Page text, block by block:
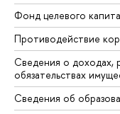
Фонд целевого
Противодействие
Сведения о доходах,
обязательствах
Сведения об